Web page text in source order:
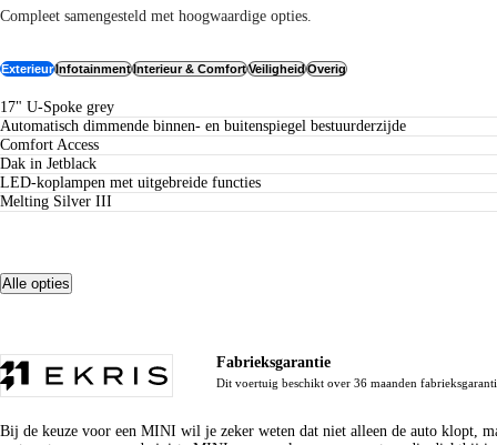
Compleet samengesteld met hoogwaardige opties.
ExterieurInfotainmentInterieur & ComfortVeiligheidOverig
17" U-Spoke grey
Automatisch dimmende binnen- en buitenspiegel bestuurderzijde
Comfort Access
Dak in Jetblack
LED-koplampen met uitgebreide functies
Melting Silver III
Alle opties
Fabrieksgarantie
Dit voertuig beschikt over 36 maanden
Bij de keuze voor een MINI wil je zeker weten dat niet alleen de auto klopt,